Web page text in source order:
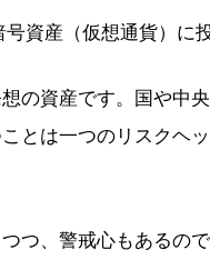
資産（仮想通貨）に
の資産です。国や中
とは一つのリスクヘ
つ、警戒心もあるの